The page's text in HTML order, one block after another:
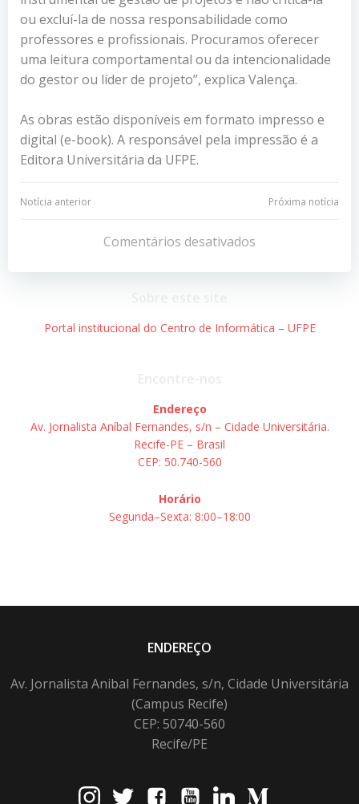
ou excluí-la de nossa responsabilidade como
professores e profissionais. Procuramos oferecer
uma leitura comportamental ou da intencionalidade
do gestor ou líder de projeto”, explica Valença.
As obras estão disponíveis em formato impresso e
digital (e-book). A responsável pela impressão é a
Editora Universitária da UFPE.
Navegação
Post
Notícia anterior
Navegação
de
Post
Próxima notícia
Comentários desativados
Portal institucional do Centro de Informática – UFPE
Endereço
Av. Jornalista Aníbal Fernandes, s/n – Cidade Universitária.
Recife-PE – Brasil
CEP: 50.740-560
Horário
Segunda–Sexta: 8:00–18:00
ENDEREÇO
Av. Jornalista Anibal Fernandes, s/n, Cidade Universitária
(Campus Recife)
CEP: 50740-560
Recife/PE